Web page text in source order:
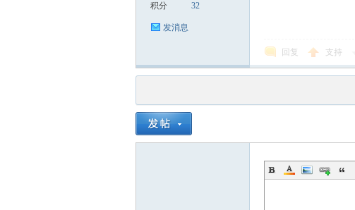
积分 32
发消息
回复 支持